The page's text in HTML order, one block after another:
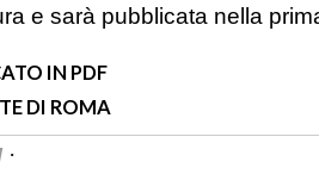
e sarà pubblicata nella
IN PDF
DI ROMA
·